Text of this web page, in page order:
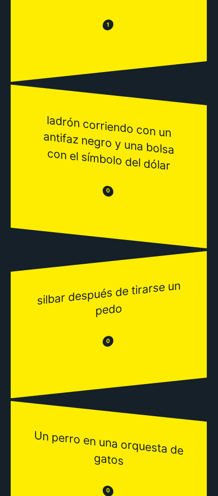
😒 1 😂
ladrón corriendo con un
antifaz negro y una bolsa
con el sím
bolo del dólar
😒 0 😂
silbar después de tirarse un
pedo
😒 0 😂
Un perro en una orquesta de
gatos
😒 0